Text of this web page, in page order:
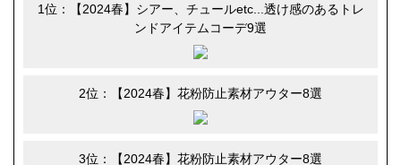
1位：【2024春】シアー、チュールetc...透け感のあるトレ
ンドアイテムコーデ9選
2位：【2024春】花粉防止素材アウター8選
3位：【2024春】花粉防止素材アウター8選